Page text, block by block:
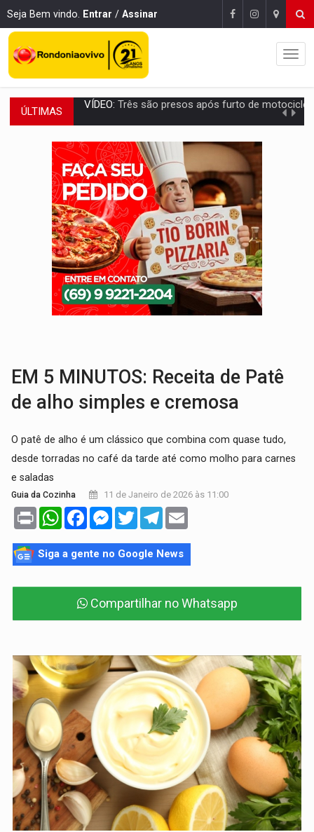
Seja Bem vindo. Entrar / Assinar
ÚLTIMAS CELEBRAÇÃO:Cerejeiras completa 43 anos de emancipação com
SAÚDE:Anvisa desmente boato sobre presença de plástico ou
VÍDEO:Pitbulls fogem de residência e atacam casal de idosos
AÇÃO CONJUNTA:Forças policiais apreendem cerca de 1kg de
PF ESTÁ APURANDO:Flávio Bolsonaro escolhe Alfredo Gaspar como vice, alvo de
NO CENTRO:Colisão entre ônibus e carro provoca
ELEIÇÕES 2026:Candidato a deputado estadual declara carros por R$ 25 e casas
VÍDEO:Motocicletas batem de frente e duas pessoas ficam
EM 5 MINUTOS: Receita de Patê
de alho simples e cremosa
O patê de alho é um clássico que combina com quase tudo,
desde torradas no café da tarde até como molho para carnes
e saladas
Guia da Cozinha 11 de Janeiro de 2026 às 11:00
Print WhatsAppFacebookMessenger
TwitterTelegram
Siga a gente no Google News
Compartilhar no Whatsapp